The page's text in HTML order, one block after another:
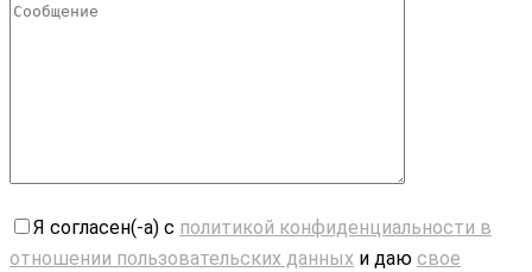
Я согласен(-а) с политикой конфиденциальности в
отношении пользовательских данных и даю свое